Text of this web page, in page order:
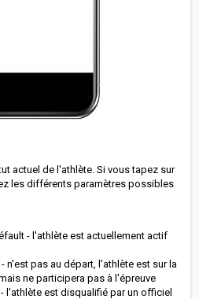
actuel de l'athlète. Si vous tapez sur
les différents paramètres possibles
- l'athlète est actuellement actif
n'est pas au départ, l'athlète est sur la
ne participera pas à l'épreuve
l'athlète est disqualifié par un officiel